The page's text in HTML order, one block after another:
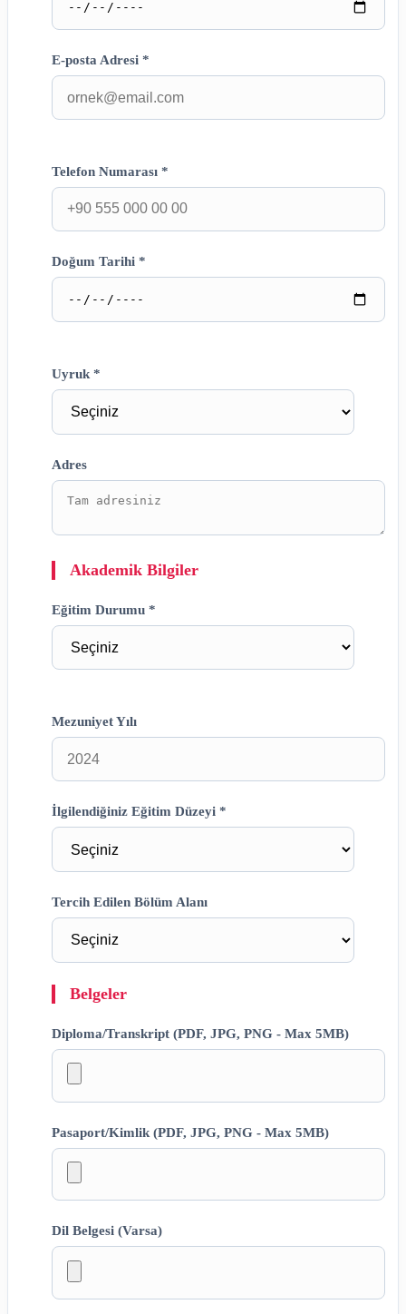
E-posta Adresi *
Telefon Numarası *
Doğum Tarihi *
Uyruk *
Adres
Akademik Bilgiler
Eğitim Durumu *
Mezuniyet Yılı
İlgilendiğiniz Eğitim Düzeyi *
Tercih Edilen Bölüm Alanı
Belgeler
Diploma/Transkript (PDF, JPG, PNG - Max 5MB)
Pasaport/Kimlik (PDF, JPG, PNG - Max 5MB)
Dil Belgesi (Varsa)